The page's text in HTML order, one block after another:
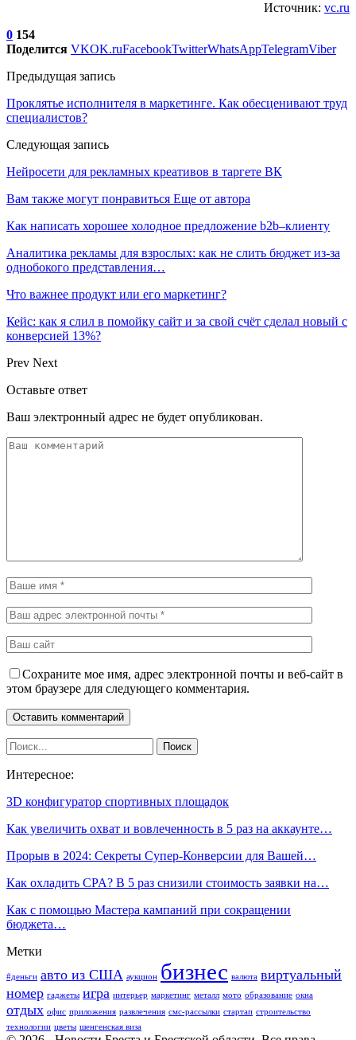
Источник: vc.ru
0 154
Поделится VKOK.ruFacebookTwitterWhatsAppTelegramViber
Предыдущая запись
Проклятье исполнителя в маркетинге. Как обесценивают труд
специалистов?
Следующая запись
Нейросети для рекламных креативов в таргете ВК
Вам также могут понравиться Еще от автора
Как написать хорошее холодное предложение b2b–клиенту
Аналитика рекламы для взрослых: как не слить бюджет из-за
однобокого представления…
Что важнее продукт или его маркетинг?
Кейс: как я слил в помойку сайт и за свой счёт сделал новый с
конверсией 13%?
Prev Next
Оставьте ответ
Ваш электронный адрес не будет опубликован.
Сохраните мое имя, адрес электронной почты и веб-сайт в
этом браузере для следующего комментария.
Интересное:
3D конфигуратор спортивных площадок
Как увеличить охват и вовлеченность в 5 раз на аккаунте…
Прорыв в 2024: Секреты Супер-Конверсии для Вашей…
Как охладить CPA? В 5 раз снизили стоимость заявки на…
Как с помощью Мастера кампаний при сокращении
бюджета…
Метки
#деньги авто из США аукцион бизнес валюта виртуальный
номер гаджеты игра интерьер маркетинг металл мото образование окна
отдых офис приложения развлечения смс-рассылки стартап строительство
технологии цветы шенгенская виза